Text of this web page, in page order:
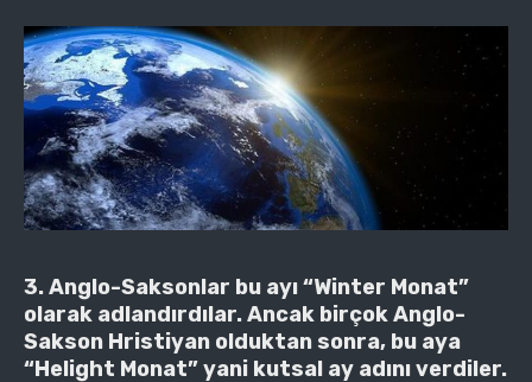
3. Anglo-Saksonlar bu ayı “Winter Monat”
olarak adlandırdılar. Ancak birçok Anglo-
Sakson Hristiyan olduktan sonra, bu aya
“Helight Monat” yani kutsal ay adını verdiler.